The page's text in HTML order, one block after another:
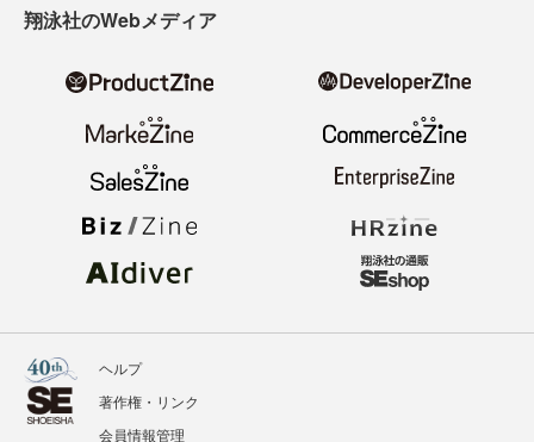
翔泳社のWebメディア
ヘルプ
著作権・リンク
会員情報管理